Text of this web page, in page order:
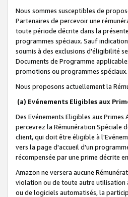
Nous sommes susceptibles de
Partenaires de percevoir une
toute période décrite dans la
programmes spéciaux. Sauf
soumis à des exclusions d'éligibilité
Documents de Programme
promotions ou programmes spéciaux.
Nous proposons actuellement la
(a) Evénements Eligibles aux
Des Evénements Eligibles aux
percevrez la Rémunération Spéciale
client, qui doit être éligible à
vers la page d'accueil d'un
récompensée par une prime décrite
Amazon ne versera aucune
violation ou de toute autre utilisation
ou de logiciels automatisés, la